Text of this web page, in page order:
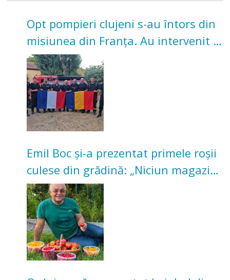
Opt pompieri clujeni s-au întors din
misiunea din Franța. Au intervenit la
incendii de vegetație și pădure
Emil Boc și-a prezentat primele roșii
culese din grădină: „Niciun magazin
nu poate oferi această satisfacție”